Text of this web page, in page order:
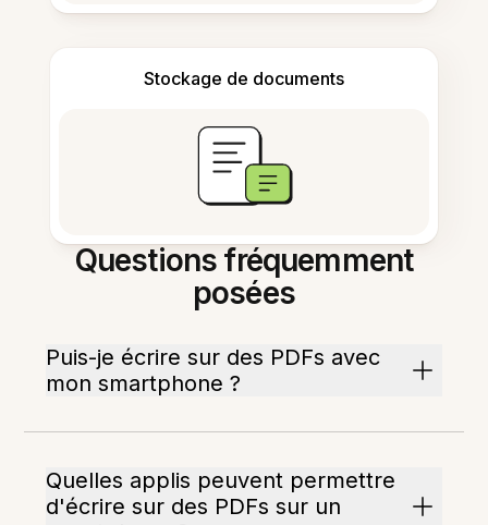
Stockage de documents
Questions fréquemment
posées
Puis-je écrire sur des PDFs avec
mon smartphone ?
Quelles applis peuvent permettre
d'écrire sur des PDFs sur un